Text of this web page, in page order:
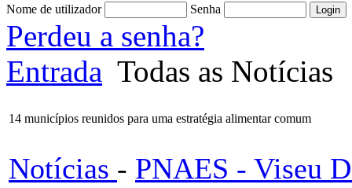
Nome de utilizador Senha
Perdeu a senha?
Entrada Todas as Notícias
14 municípios reunidos para uma estratégia alimentar comum
Notícias - PNAES - Viseu